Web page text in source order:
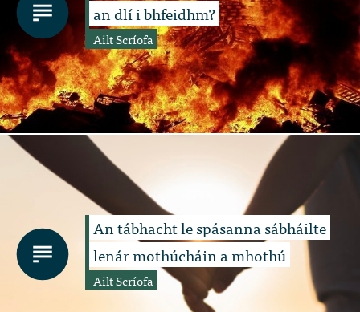
an dlí i bhfeidhm?
Ailt Scríofa
An tábhacht le spásanna sábháilte
lenár mothúcháin a mhothú
Ailt Scríofa